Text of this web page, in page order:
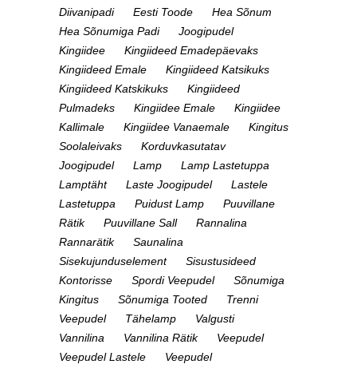
Diivanipadi
Eesti Toode
Hea Sõnum
Hea Sõnumiga Padi
Joogipudel
Kingiidee
Kingiideed Emadepäevaks
Kingiideed Emale
Kingiideed Katsikuks
Kingiideed Katskikuks
Kingiideed
Pulmadeks
Kingiidee Emale
Kingiidee
Kallimale
Kingiidee Vanaemale
Kingitus
Soolaleivaks
Korduvkasutatav
Joogipudel
Lamp
Lamp Lastetuppa
Lamptäht
Laste Joogipudel
Lastele
Lastetuppa
Puidust Lamp
Puuvillane
Rätik
Puuvillane Sall
Rannalina
Rannarätik
Saunalina
Sisekujunduselement
Sisustusideed
Kontorisse
Spordi Veepudel
Sõnumiga
Kingitus
Sõnumiga Tooted
Trenni
Veepudel
Tähelamp
Valgusti
Vannilina
Vannilina Rätik
Veepudel
Veepudel Lastele
Veepudel